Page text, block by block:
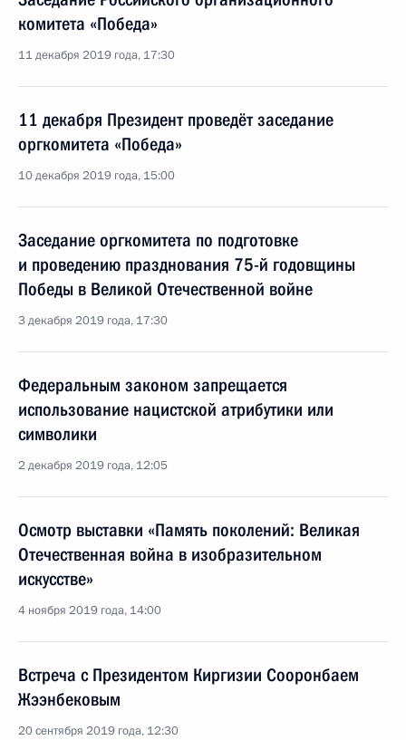
комитета «Победа»
11 декабря 2019 года, 17:30
11 декабря Президент проведёт заседание
оргкомитета «Победа»
10 декабря 2019 года, 15:00
Заседание оргкомитета по подготовке
и проведению празднования 75-й годовщины
Победы в Великой Отечественной войне
3 декабря 2019 года, 17:30
Федеральным законом запрещается
использование нацистской атрибутики или
символики
2 декабря 2019 года, 12:05
Осмотр выставки «Память поколений: Великая
Отечественная война в изобразительном
искусстве»
4 ноября 2019 года, 14:00
Встреча с Президентом Киргизии Сооронбаем
Жээнбековым
20 сентября 2019 года, 12:30